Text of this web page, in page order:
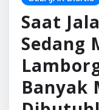
BELAJAR BISNIS
Saat
Sedang